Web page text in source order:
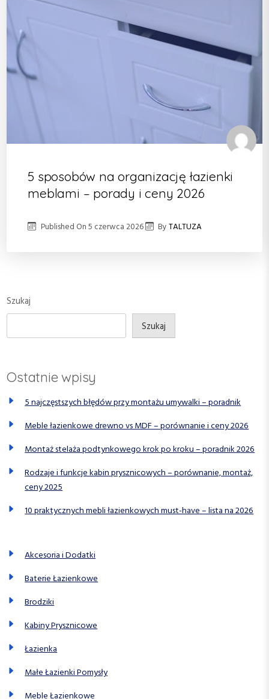
5 sposobów na organizację łazienki
meblami – porady i ceny 2026
Published On5 czerwca 2026 ByTALTUZA
Szukaj
Szukaj
Ostatnie wpisy
5 najczęstszych błędów przy montażu umywalki – poradnik
Meble łazienkowe drewno vs MDF – porównanie i ceny 2026
Montaż stelaża podtynkowego krok po kroku – poradnik 2026
Rodzaje i funkcje kabin prysznicowych – porównanie, montaż,
ceny 2025
10 praktycznych mebli łazienkowych must-have – lista na 2026
Akcesoria i Dodatki
Baterie Łazienkowe
Brodziki
Kabiny Prysznicowe
Łazienka
Małe Łazienki Pomysły
Meble Łazienkowe